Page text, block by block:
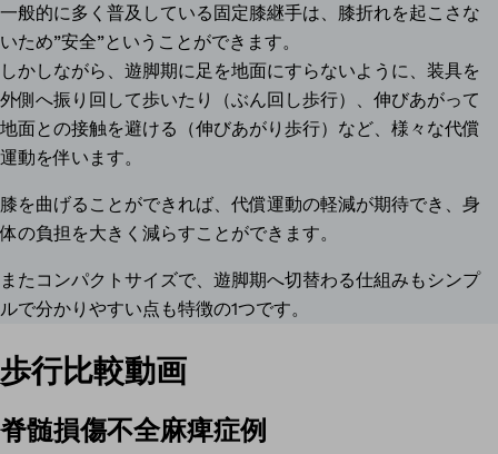
一般的に多く普及している固定膝継手は、膝折れを起こさな
いため”安全”ということができます。
しかしながら、遊脚期に足を地面にすらないように、装具を
外側へ振り回して歩いたり（ぶん回し歩行）、伸びあがって
地面との接触を避ける（伸びあがり歩行）など、様々な代償
運動を伴います。
膝を曲げることができれば、代償運動の軽減が期待でき、身
体の負担を大きく減らすことができます。
またコンパクトサイズで、遊脚期へ切替わる仕組みもシンプ
ルで分かりやすい点も特徴の1つです。
歩行比較動画
脊髄損傷不全麻痺症例